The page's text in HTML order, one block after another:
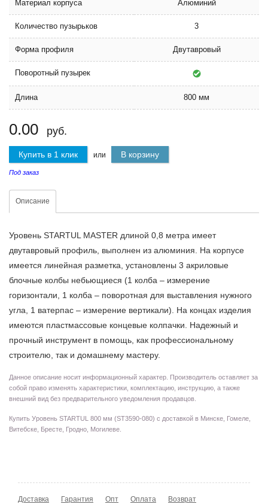
Материал корпуса Алюминий
Количество пузырьков 3
Форма профиля Двутавровый
Поворотный пузырек
Длина 800 мм
0.00 руб.
Купить в 1 клик или В корзину
Под заказ
Описание
Уровень STARTUL MASTER длиной 0,8 метра имеет
двутавровый профиль, выполнен из алюминия. На корпусе
имеется линейная разметка, установлены 3 акриловые
блочные колбы небьющиеся (1 колба – измерение
горизонтали, 1 колба – поворотная для выставления нужного
угла, 1 ватерпас – измерение вертикали). На концах изделия
имеются пластмассовые концевые колпачки. Надежный и
прочный инструмент в помощь, как профессиональному
строителю, так и домашнему мастеру.
Данное описание носит информационный характер. Производитель оставляет за
собой право изменять характеристики, комплектацию, инструкцию, а также
внешний вид без предварительного уведомления продавцов.
Купить Уровень STARTUL 800 мм (ST3590-080) с доставкой в Минске, Гомеле,
Витебске, Бресте, Гродно, Могилеве.
Доставка Гарантия Опт Оплата Возврат